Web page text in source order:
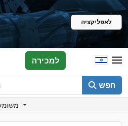
לאפליקציה
חפש
למכירה